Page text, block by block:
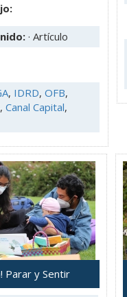
· Artículo
, IDRD, OFB,
, Canal Capital,
Parar y Sentir